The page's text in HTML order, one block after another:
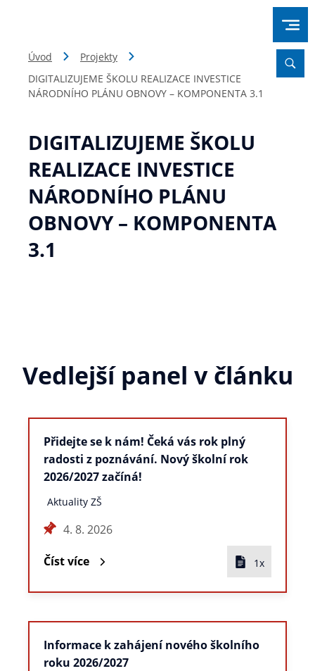
Úvod
Projekty
DIGITALIZUJEME ŠKOLU REALIZACE INVESTICE
NÁRODNÍHO PLÁNU OBNOVY – KOMPONENTA 3.1
DIGITALIZUJEME ŠKOLU
REALIZACE INVESTICE
NÁRODNÍHO PLÁNU
OBNOVY – KOMPONENTA
3.1
Vedlejší panel v článku
Přidejte se k nám! Čeká vás rok plný
radosti z poznávání. Nový školní rok
2026/2027 začíná!
Aktuality ZŠ
4. 8. 2026
Číst více 1x
Informace k zahájení nového školního
roku 2026/2027